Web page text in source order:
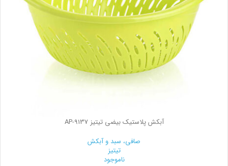
آبکش پلاستیک بیضی تیتیز AP-9137
صافی، سبد و آبکش
تیتیز
ناموجود